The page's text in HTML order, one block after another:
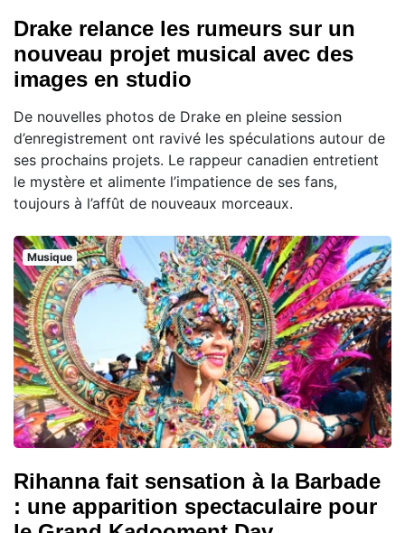
Drake relance les rumeurs sur un
nouveau projet musical avec des
images en studio
De nouvelles photos de Drake en pleine session
d’enregistrement ont ravivé les spéculations autour de
ses prochains projets. Le rappeur canadien entretient
le mystère et alimente l’impatience de ses fans,
toujours à l’affût de nouveaux morceaux.
Musique
Rihanna fait sensation à la Barbade
: une apparition spectaculaire pour